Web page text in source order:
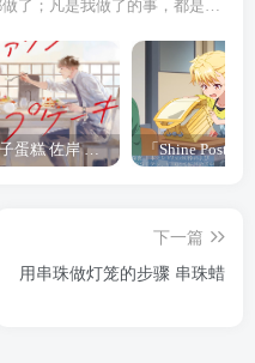
经典杯子蛋糕 佐岸 漫画「经典杯子蛋糕」宣布真人日剧化
下一篇
用串珠做灯笼的步骤 串珠蜡